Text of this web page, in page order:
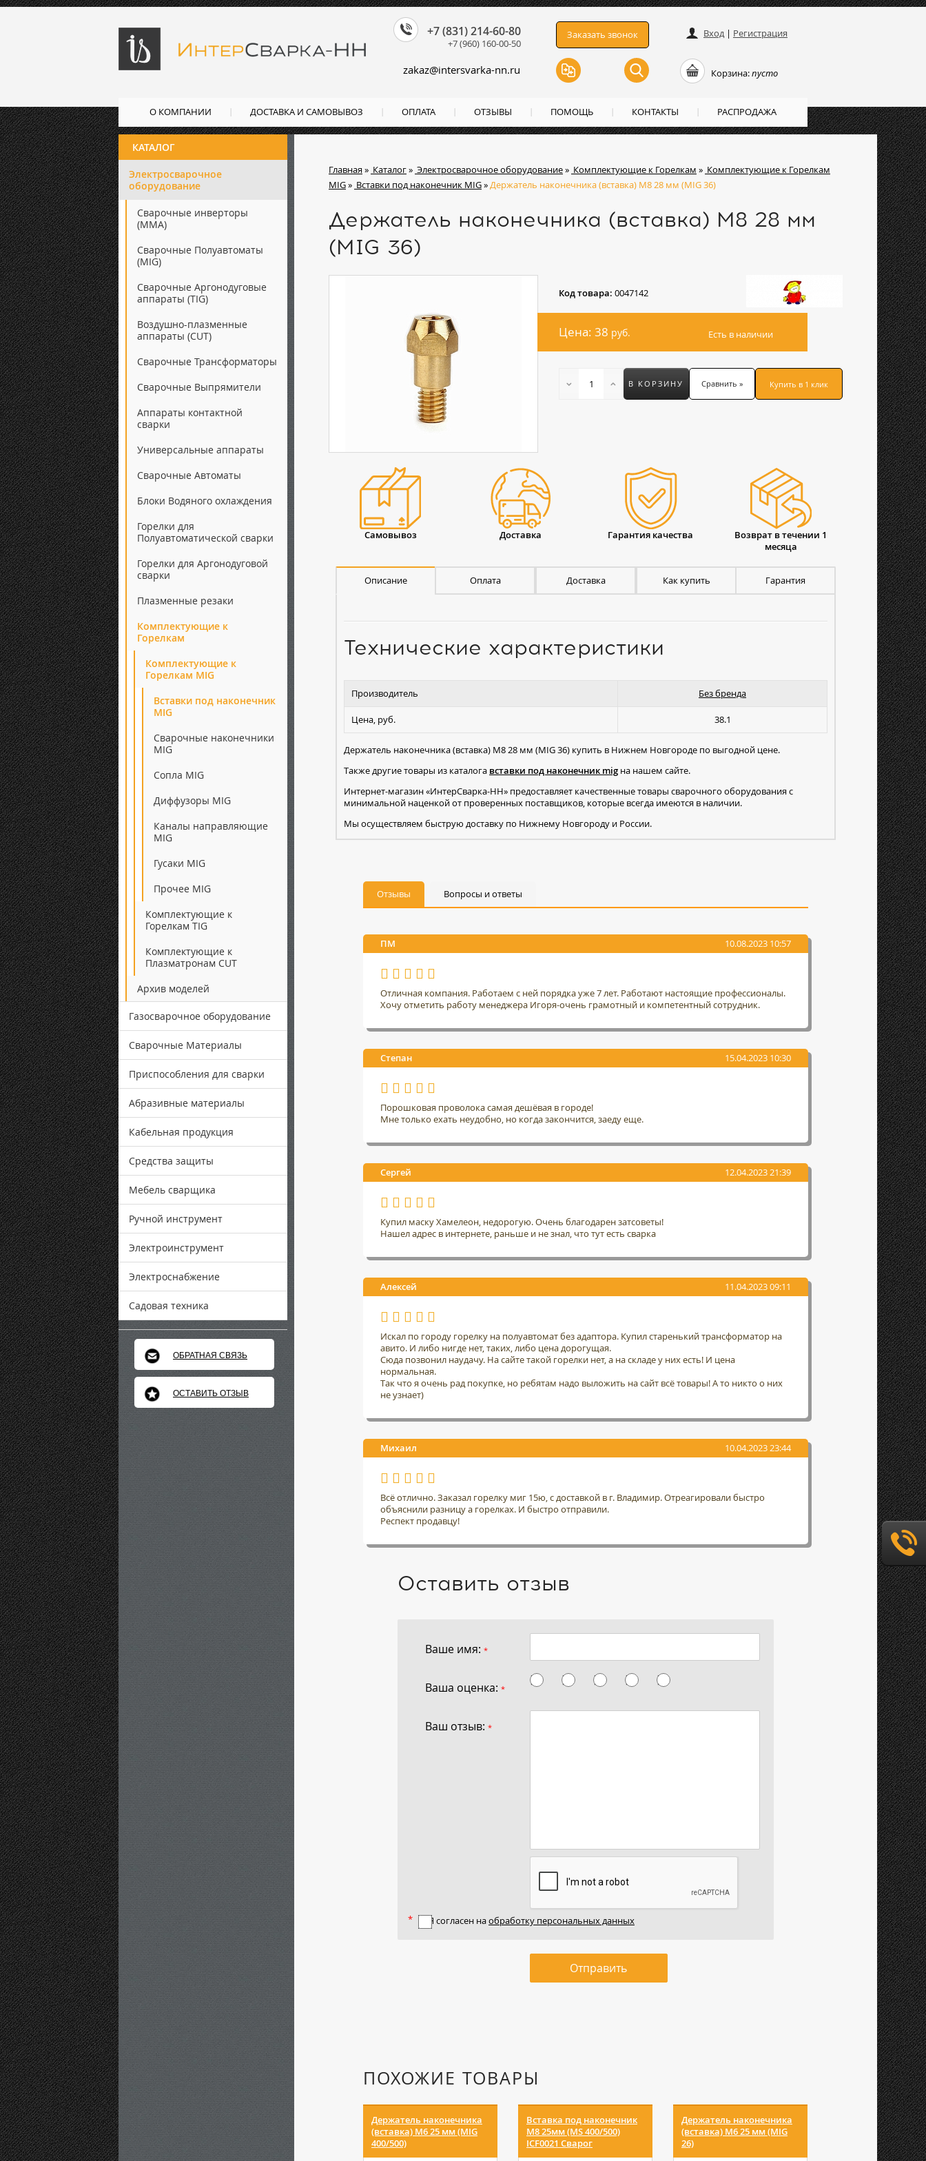
Главная» Каталог» Электросварочное оборудование» Комплектующие к Горелкам » Комплектующие к Горелкам
MIG» Вставки под наконечник MIG»Держатель наконечника (вставка) M8 28 мм (MIG 36)
Держатель наконечника (вставка) M8 28 мм
(MIG 36)
Код товара: 0047142
Цена: 38 руб. Есть в наличии
В КОРЗИНУ Сравнить » Купить в 1 клик
Самовывоз Доставка Гарантия качества
Возврат в течении 1
месяца
Описание Оплата Доставка Как купить Гарантия
Технические характеристики
Производитель Без бренда
Цена, руб. 38.1
Держатель наконечника (вставка) M8 28 мм (MIG 36) купить в Нижнем Новгороде по выгодной цене.
Также другие товары из каталога вставки под наконечник mig на нашем сайте.
Интернет-магазин «ИнтерСварка-НН» предоставляет качественные товары сварочного оборудования с
минимальной наценкой от проверенных поставщиков, которые всегда имеются в наличии.
Мы осуществляем быструю доставку по Нижнему Новгороду и России.
Отзывы Вопросы и ответы
ПМ 10.08.2023 10:57
Отличная компания. Работаем с ней порядка уже 7 лет. Работают настоящие профессионалы.
Хочу отметить работу менеджера Игоря-очень грамотный и компетентный сотрудник.
Степан 15.04.2023 10:30
Порошковая проволока самая дешёвая в городе!
Мне только ехать неудобно, но когда закончится, заеду еще.
Сергей 12.04.2023 21:39
Купил маску Хамелеон, недорогую. Очень благодарен затсоветы!
Нашел адрес в интернете, раньше и не знал, что тут есть сварка
Алексей 11.04.2023 09:11
Искал по городу горелку на полуавтомат без адаптора. Купил старенький трансформатор на
авито. И либо нигде нет, таких, либо цена дорогущая.
Сюда позвонил наудачу. На сайте такой горелки нет, а на складе у них есть! И цена
нормальная.
Так что я очень рад покупке, но ребятам надо выложить на сайт всё товары! А то никто о них
не узнает)
Михаил 10.04.2023 23:44
Всё отлично. Заказал горелку миг 15ю, с доставкой в г. Владимир. Отреагировали быстро
объяснили разницу а горелках. И быстро отправили.
Респект продавцу!
Оставить отзыв
Ваше имя: *
Ваша оценка: *
Ваш отзыв: *
Я согласен наобработку персональных данных
Отправить
ПОХОЖИЕ ТОВАРЫ
Держатель наконечника
(вставка) M6 25 мм (MIG
400/500)
Вставка под наконечник
M8 25мм (MS 400/500)
ICF0021 Сварог
Держатель наконечника
(вставка) M6 25 мм (MIG
26)
Вставка под
M8 28мм (MS 36)
КАТАЛОГ
Электросварочное
оборудование
Сварочные инверторы
(ММА)
Сварочные Полуавтоматы
(MIG)
Сварочные Аргонодуговые
аппараты (TIG)
Воздушно-плазменные
аппараты (CUT)
Сварочные Трансформаторы
Сварочные Выпрямители
Аппараты контактной
сварки
Универсальные аппараты
Сварочные Автоматы
Блоки Водяного охлаждения
Горелки для
Полуавтоматической сварки
Горелки для Аргонодуговой
сварки
Плазменные резаки
Комплектующие к
Горелкам
Комплектующие к
Горелкам MIG
Вставки под наконечник
MIG
Сварочные наконечники
MIG
Сопла MIG
Диффузоры MIG
Каналы направляющие
MIG
Гусаки MIG
Прочее MIG
Комплектующие к
Горелкам TIG
Комплектующие к
Плазматронам CUT
Архив моделей
Газосварочное оборудование
Сварочные Материалы
Приспособления для сварки
Абразивные материалы
Кабельная продукция
Средства защиты
Мебель сварщика
Ручной инструмент
Электроинструмент
Электроснабжение
Садовая техника
ОБРАТНАЯ СВЯЗЬ
ОСТАВИТЬ ОТЗЫВ
Вход| Регистрация
Корзина:пусто
Заказать звонок
zakaz@intersvarka-nn.ru
+7 (831) 214-60-80
+7 (960) 160-00-50
О КОМПАНИИ ДОСТАВКА И САМОВЫВОЗ ОПЛАТА ОТЗЫВЫ ПОМОЩЬ КОНТАКТЫ РАСПРОДАЖА